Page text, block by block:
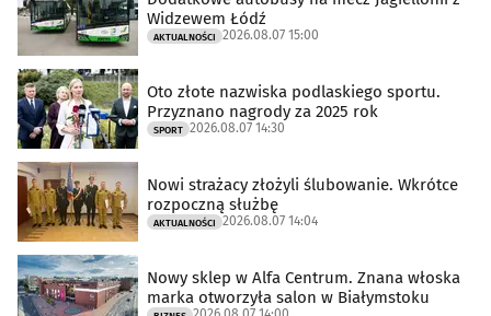
Widzewem Łódź
AKTUALNOŚCI 2026.08.07 15:00
Oto złote nazwiska podlaskiego sportu.
Przyznano nagrody za 2025 rok
SPORT 2026.08.07 14:30
Nowi strażacy złożyli ślubowanie. Wkrótce
rozpoczną służbę
AKTUALNOŚCI 2026.08.07 14:04
Nowy sklep w Alfa Centrum. Znana włoska
marka otworzyła salon w Białymstoku